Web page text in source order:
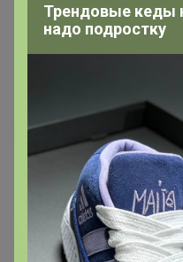
Очень вкусный,
11 октября, 2024 01:09
Сегодня наконец
что я его варила ,
взбила капучинатором
восторг!!🤩очень
как горячий шоколад из
Трендовые кеды
надо подростку